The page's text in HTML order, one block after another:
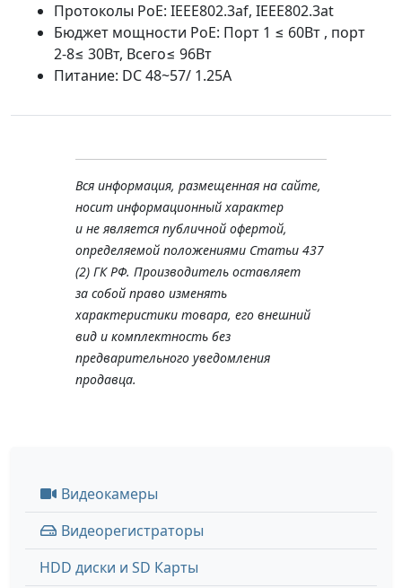
Протоколы PoE: IEEE802.3af, IEEE802.3at
Бюджет мощности PoE: Порт 1 ≤ 60Вт , порт
2-8≤ 30Вт, Всего≤ 96Вт
Питание: DC 48~57/ 1.25A
Вся информация, размещенная на сайте,
носит информационный характер
и не является публичной офертой,
определяемой положениями Статьи 437
(2) ГК РФ. Производитель оставляет
за собой право изменять
характеристики товара, его внешний
вид и комплектность без
предварительного уведомления
продавца.
Видеокамеры
Видеорегистраторы
HDD диски и SD Карты